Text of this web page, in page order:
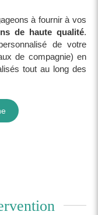
à fournir à vos
de haute qualité.
de votre
de compagnie) en
tout au long des